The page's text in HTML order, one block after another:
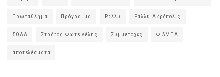
Πρωτάθλημα Πρόγραμμα Ράλλυ Ράλλυ Ακρόπολις
ΣΟΑΑ Στράτος Φωτεινέλης Συμμετοχές ΦΙΛΜΠΑ
αποτελέσματα